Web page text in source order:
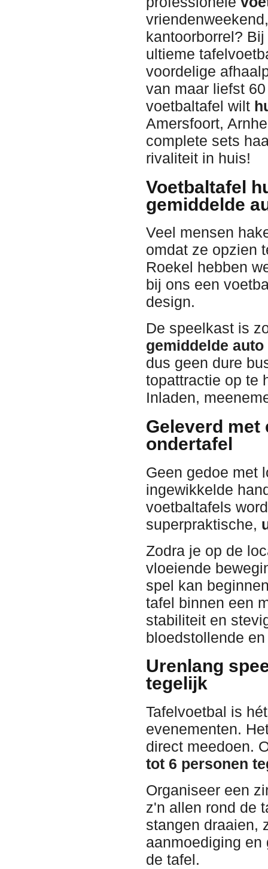
kantoorborrel?
ultieme
voordelige
van maar liefst
voetbaltafel wilt
Amersfoort,
complete sets
rivaliteit in huis!
Voetbaltafel
gemiddelde
Veel mensen
omdat ze opzien
Roekel hebben
bij ons een
design.
De speelkast is
gemiddelde auto
dus geen dure
topattractie op te
Inladen,
Geleverd met
ondertafel
Geen gedoe met
ingewikkelde
voetbaltafels
superpraktische,
Zodra je op de
vloeiende
spel kan
tafel binnen een
stabiliteit en
bloedstollende
Urenlang
tegelijk
Tafelvoetbal is
evenementen.
direct meedoen.
tot 6 personen
Organiseer een
z'n allen rond de
stangen draaien,
aanmoediging
de tafel.